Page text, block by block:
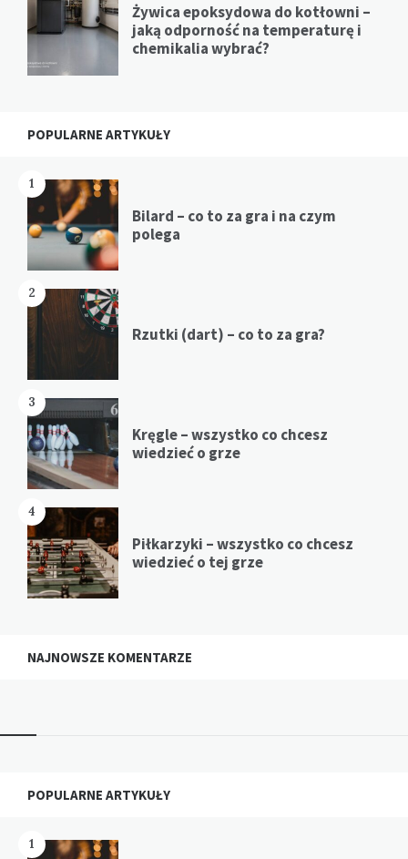
Żywica epoksydowa do kotłowni –
jaką odporność na temperaturę i
chemikalia wybrać?
POPULARNE ARTYKUŁY
1
Bilard – co to za gra i na czym
polega
2
Rzutki (dart) – co to za gra?
3
Kręgle – wszystko co chcesz
wiedzieć o grze
4
Piłkarzyki – wszystko co chcesz
wiedzieć o tej grze
NAJNOWSZE KOMENTARZE
Widgets
POPULARNE ARTYKUŁY
1